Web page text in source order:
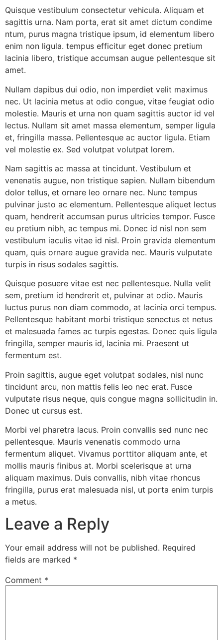
Quisque vestibulum consectetur vehicula. Aliquam et
sagittis urna. Nam porta, erat sit amet dictum condime
ntum, purus magna tristique ipsum, id elementum libero
enim non ligula. tempus efficitur eget donec pretium
lacinia libero, tristique accumsan augue pellentesque sit
amet.
Nullam dapibus dui odio, non imperdiet velit maximus
nec. Ut lacinia metus at odio congue, vitae feugiat odio
molestie. Mauris et urna non quam sagittis auctor id vel
lectus. Nullam sit amet massa elementum, semper ligula
et, fringilla massa. Pellentesque ac auctor ligula. Etiam
vel molestie ex. Sed volutpat volutpat lorem.
Nam sagittis ac massa at tincidunt. Vestibulum et
venenatis augue, non tristique sapien. Nullam bibendum
dolor tellus, et ornare leo ornare nec. Nunc tempus
pulvinar justo ac elementum. Pellentesque aliquet lectus
quam, hendrerit accumsan purus ultricies tempor. Fusce
eu pretium nibh, ac tempus mi. Donec id nisl non sem
vestibulum iaculis vitae id nisl. Proin gravida elementum
quam, quis ornare augue gravida nec. Mauris vulputate
turpis in risus sodales sagittis.
Quisque posuere vitae est nec pellentesque. Nulla velit
sem, pretium id hendrerit et, pulvinar at odio. Mauris
luctus purus non diam commodo, at lacinia orci tempus.
Pellentesque habitant morbi tristique senectus et netus
et malesuada fames ac turpis egestas. Donec quis ligula
fringilla, semper mauris id, lacinia mi. Praesent ut
fermentum est.
Proin sagittis, augue eget volutpat sodales, nisl nunc
tincidunt arcu, non mattis felis leo nec erat. Fusce
vulputate risus neque, quis congue magna sollicitudin in.
Donec ut cursus est.
Morbi vel pharetra lacus. Proin convallis sed nunc nec
pellentesque. Mauris venenatis commodo urna
fermentum aliquet. Vivamus porttitor aliquam ante, et
mollis mauris finibus at. Morbi scelerisque at urna
aliquam maximus. Duis convallis, nibh vitae rhoncus
fringilla, purus erat malesuada nisl, ut porta enim turpis
a metus.
Leave a Reply
Your email address will not be published. Required
fields are marked *
Comment *